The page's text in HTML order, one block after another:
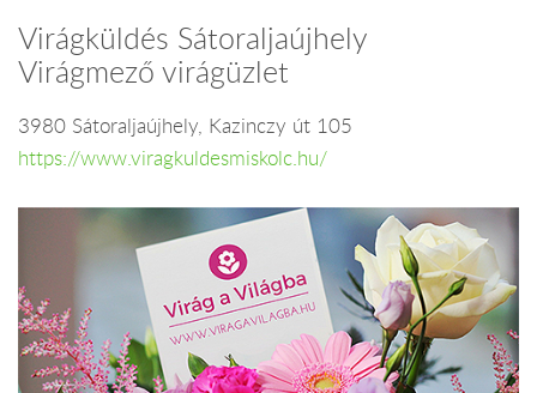
Virágküldés Sátoraljaújhely
Virágmező virágüzlet
3980 Sátoraljaújhely, Kazinczy út 105
https://www.viragkuldesmiskolc.hu/